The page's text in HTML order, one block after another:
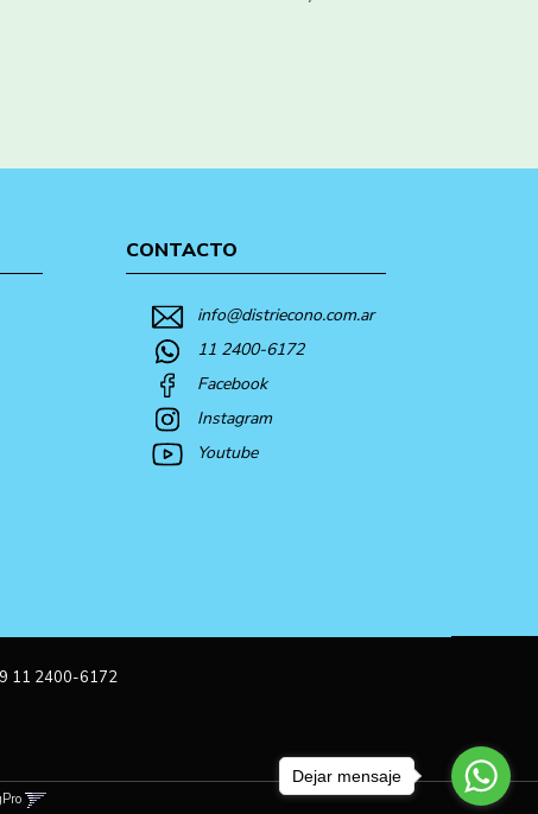
CONTACTO
info@distriecono.com.ar
11 2400-6172
Facebook
Instagram
Youtube
11 2400-6172
Dejar mensaje